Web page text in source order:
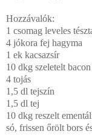
Hozzávalók:
1 csomag leveles
4 jókora fej hagyma
1 ek kacsazsír
10 dkg szeletelt bacon
4 tojás
1,5 dl tejszín
1,5 dl tej
10 dkg reszelt
só, frissen őrölt bors